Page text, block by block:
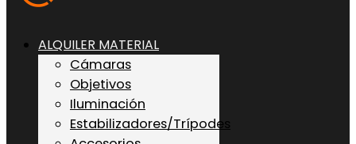
ALQUILER MATERIAL
Cámaras
Objetivos
Iluminación
Estabilizadores/Trípodes